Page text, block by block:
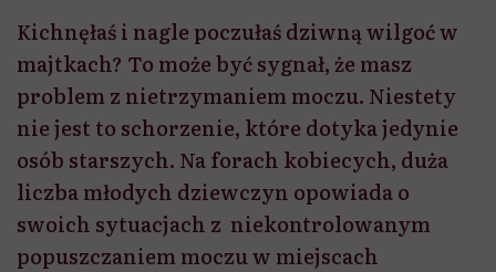
Kichnęłaś i nagle poczułaś dziwną wilgoć w
majtkach? To może być sygnał, że masz
problem z nietrzymaniem moczu. Niestety
nie jest to schorzenie, które dotyka jedynie
osób starszych. Na forach kobiecych, duża
liczba młodych dziewczyn opowiada o
swoich sytuacjach z niekontrolowanym
popuszczaniem moczu w miejscach